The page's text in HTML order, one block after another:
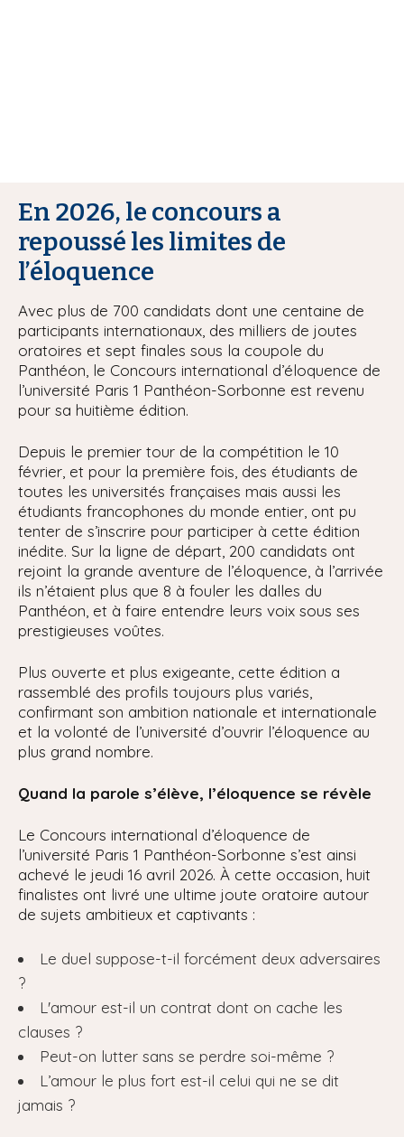
En 2026, le concours a
repoussé les limites de
l’éloquence
Avec plus de 700 candidats dont une centaine de
participants internationaux, des milliers de joutes
oratoires et sept finales sous la coupole du
Panthéon, le Concours international d’éloquence de
l’université Paris 1 Panthéon-Sorbonne est revenu
pour sa huitième édition.
Depuis le premier tour de la compétition le 10
février, et pour la première fois, des étudiants de
toutes les universités françaises mais aussi les
étudiants francophones du monde entier, ont pu
tenter de s’inscrire pour participer à cette édition
inédite. Sur la ligne de départ, 200 candidats ont
rejoint la grande aventure de l’éloquence, à l’arrivée
ils n’étaient plus que 8 à fouler les dalles du
Panthéon, et à faire entendre leurs voix sous ses
prestigieuses voûtes.
Plus ouverte et plus exigeante, cette édition a
rassemblé des profils toujours plus variés,
confirmant son ambition nationale et internationale
et la volonté de l’université d’ouvrir l’éloquence au
plus grand nombre.
Quand la parole s’élève, l’éloquence se révèle
Le Concours international d’éloquence de
l’université Paris 1 Panthéon-Sorbonne s’est ainsi
achevé le jeudi 16 avril 2026. À cette occasion, huit
finalistes ont livré une ultime joute oratoire autour
de sujets ambitieux et captivants :
Le duel suppose-t-il forcément deux adversaires
?
L'amour est-il un contrat dont on cache les
clauses ?
Peut-on lutter sans se perdre soi-même ?
L’amour le plus fort est-il celui qui ne se dit
jamais ?